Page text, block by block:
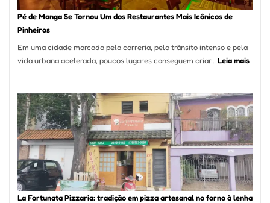
Pé de Manga Se Tornou Um dos Restaurantes Mais Icônicos de
Pinheiros
Em uma cidade marcada pela correria, pelo trânsito intenso e pela
vida urbana acelerada, poucos lugares conseguem criar… Leia mais:
Se
Um
dos
Mais
La Fortunata Pizzaria: tradição em pizza artesanal no forno à lenha